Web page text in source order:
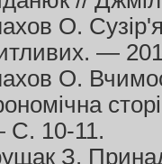
О.
—
О.
С. 10-11.
З.